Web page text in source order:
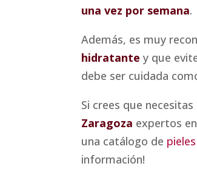
una vez por semana.
Además, es muy
hidratantey que
debe ser cuidada
Si crees que
Zaragoza expertos
una catálogo de
información!